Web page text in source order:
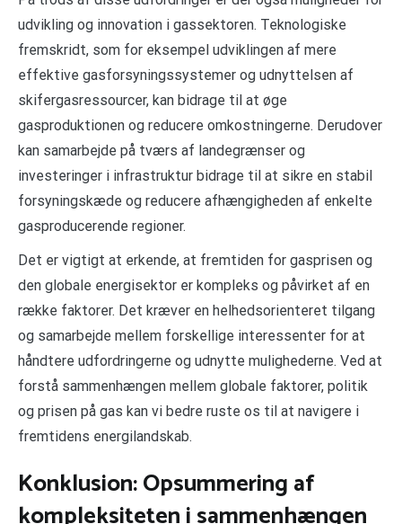
udvikling og innovation i gassektoren. Teknologiske
fremskridt, som for eksempel udviklingen af mere
effektive gasforsyningssystemer og udnyttelsen af
skifergasressourcer, kan bidrage til at øge
gasproduktionen og reducere omkostningerne. Derudover
kan samarbejde på tværs af landegrænser og
investeringer i infrastruktur bidrage til at sikre en stabil
forsyningskæde og reducere afhængigheden af enkelte
gasproducerende regioner.
Det er vigtigt at erkende, at fremtiden for gasprisen og
den globale energisektor er kompleks og påvirket af en
række faktorer. Det kræver en helhedsorienteret tilgang
og samarbejde mellem forskellige interessenter for at
håndtere udfordringerne og udnytte mulighederne. Ved at
forstå sammenhængen mellem globale faktorer, politik
og prisen på gas kan vi bedre ruste os til at navigere i
fremtidens energilandskab.
Konklusion: Opsummering af